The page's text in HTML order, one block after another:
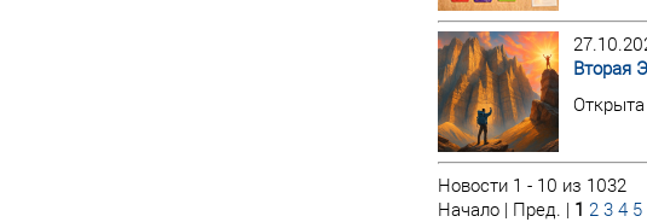
Вторая
Открыта
Новости 1 - 10 из 1032
Начало | Пред. | 1 2 3 4 5